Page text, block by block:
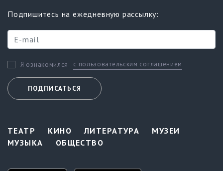
Подпишитесь на ежедневную рассылку:
Я ознакомился с пользовательским соглашением
ПОДПИСАТЬСЯ
ТЕАТР КИНО ЛИТЕРАТУРА
МУЗЕИ
МУЗЫКА
ОБЩЕСТВО